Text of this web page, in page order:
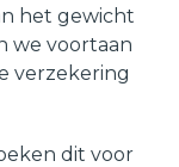
het gewicht
we voortaan
verzekering
dit voor